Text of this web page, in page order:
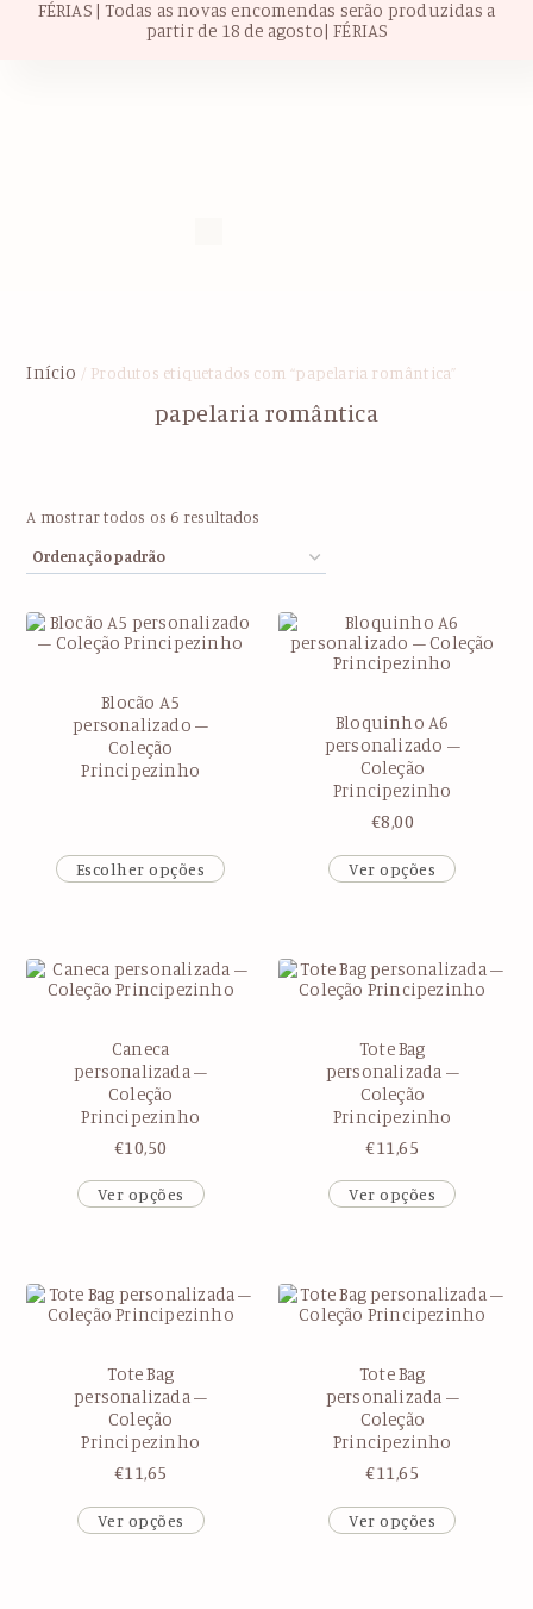
FÉRIAS | Todas as novas encomendas serão produzidas a
partir de 18 de agosto| FÉRIAS
Início / Produtos etiquetados com “papelaria romântica”
papelaria romântica
A mostrar todos os 6 resultados
Blocão A5
personalizado –
Coleção
Principezinho
Escolher opções
Bloquinho A6
personalizado –
Coleção
Principezinho
€8,00
Ver opções
Caneca
personalizada –
Coleção
Principezinho
€10,50
Ver opções
Tote Bag
personalizada –
Coleção
Principezinho
€11,65
Ver opções
Tote Bag
personalizada –
Coleção
Principezinho
€11,65
Ver opções
Tote Bag
personalizada –
Coleção
Principezinho
€11,65
Ver opções